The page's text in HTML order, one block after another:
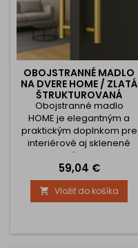
OBOJSTRANNÉ MADLO
NA DVERE HOME / ZLATÁ
ŠTRUKTUROVANÁ
Obojstranné madlo
HOME je elegantným a
praktickým doplnkom pre
interiérové aj sklenené
dvere. Vďaka svojmu
modernému dizajnu a
kvalitnému spracovaniu sa
skvele hodí do
domácností, kancelárií či
Kvalitné spracovanie a
Cena
59,04 €
 Vložiť do košíka